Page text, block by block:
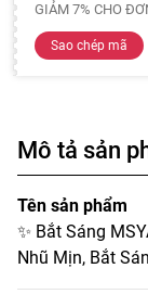
GIẢM 7% CHO
Sao chép mã
Mô tả sản
Tên sản phẩm
✨ Bắt Sáng
Nhũ Mịn, Bắt